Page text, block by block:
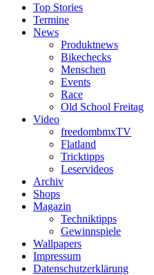
Top Stories
Termine
News
Produktnews
Bikechecks
Menschen
Events
Race
Old School Freitag
Video
freedombmxTV
Flatland
Tricktipps
Leservideos
Archiv
Shops
Magazin
Techniktipps
Gewinnspiele
Wallpapers
Impressum
Datenschutzerklärung